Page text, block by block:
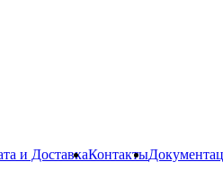
и ДоставкаКонтакты